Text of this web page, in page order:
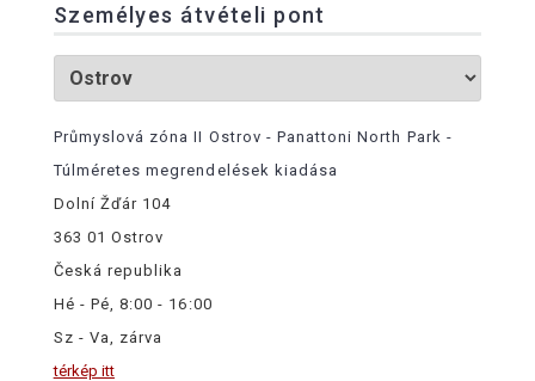
Személyes átvételi pont
Průmyslová zóna II Ostrov - Panattoni North Park -
Túlméretes megrendelések kiadása
Dolní Žďár 104
363 01 Ostrov
Česká republika
Hé - Pé, 8:00 - 16:00
Sz - Va, zárva
térkép itt